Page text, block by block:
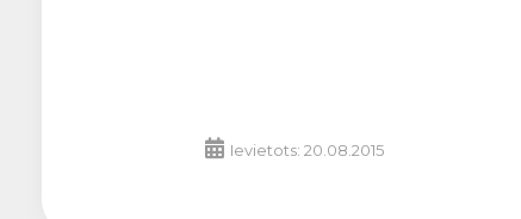
Ievietots: 20.08.2015